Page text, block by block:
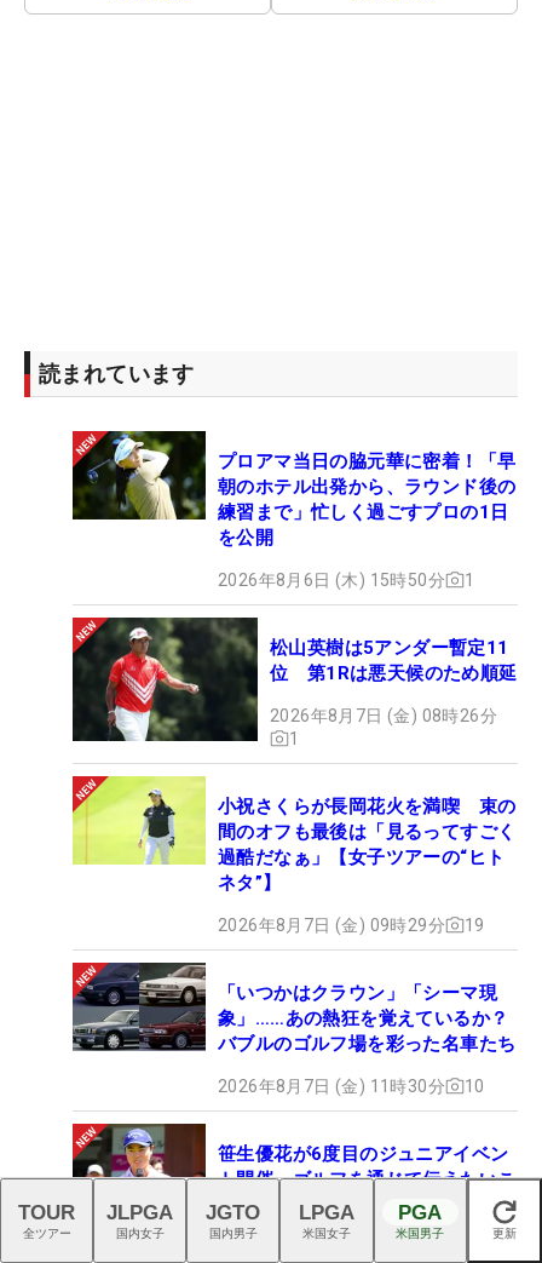
読まれています
プロアマ当日の脇元華に密着！「早
朝のホテル出発から、ラウンド後の
練習まで」忙しく過ごすプロの1日
を公開
2026年8月6日 (木) 15時50分 1
松山英樹は5アンダー暫定11
位 第1Rは悪天候のため順延
2026年8月7日 (金) 08時26分
1
小祝さくらが長岡花火を満喫 束の
間のオフも最後は「見るってすごく
過酷だなぁ」【女子ツアーの“ヒト
ネタ”】
2026年8月7日 (金) 09時29分 19
「いつかはクラウン」「シーマ現
象」……あの熱狂を覚えているか？
バブルのゴルフ場を彩った名車たち
2026年8月7日 (金) 11時30分 10
笹生優花が6度目のジュニアイベン
ト開催 ゴルフを通じて伝えたいこ
と「真剣だけど、それを楽しむ」
閉じる
TOUR
全ツアー
JLPGA
国内女子
JGTO
国内男子
LPGA
米国女子
PGA
米国男子 更新